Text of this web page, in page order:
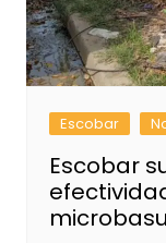
Escobar
Escobar